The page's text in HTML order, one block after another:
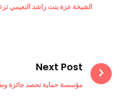
الشيخة عزة بنت راشد النعيمي
Next Post
مؤسسة حماية تحصد جائزة